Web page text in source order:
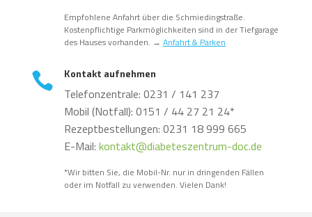
Empfohlene Anfahrt über die Schmiedingstraße.
Kostenpflichtige Parkmöglichkeiten sind in der Tiefgarage
des Hauses vorhanden. → Anfahrt & Parken
 Kontakt aufnehmen
Telefonzentrale: 0231 / 141 237
Mobil (Notfall): 0151 / 44 27 21 24*
Rezeptbestellungen: 0231 18 999 665
E-Mail: kontakt@diabeteszentrum-doc.de
*Wir bitten Sie, die Mobil-Nr. nur in dringenden Fällen
oder im Notfall zu verwenden. Vielen Dank!